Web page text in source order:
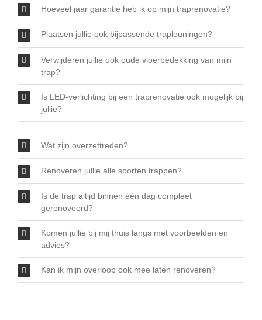
Hoeveel jaar garantie heb ik op mijn traprenovatie?
Plaatsen jullie ook bijpassende trapleuningen?
Verwijderen jullie ook oude vloerbedekking van mijn
trap?
Is LED-verlichting bij een traprenovatie ook mogelijk bij
jullie?
Wat zijn overzettreden?
Renoveren jullie alle soorten trappen?
Is de trap altijd binnen één dag compleet
gerenoveerd?
Komen jullie bij mij thuis langs met voorbeelden en
advies?
Kan ik mijn overloop ook mee laten renoveren?